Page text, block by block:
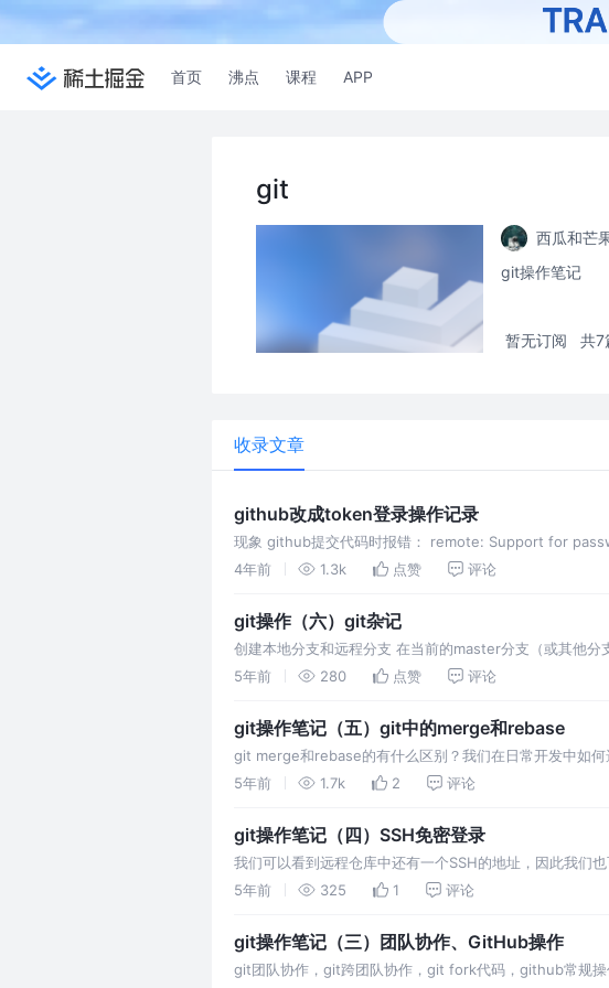
首页 沸点 课程 APP
git
西瓜和芒
git操作笔记
暂无订阅 共7
收录文章
github改成token登录操作记录
现象 github提交代码时报错： remote: Support for
4年前
1.3k 点赞 评论
git操作（六）git杂记
创建本地分支和远程分支 在当前的master分支（或其他
的分支push到远端
5年前 280 点赞 评论
git操作笔记（五）git中的merge和rebase
git merge和rebase的有什么区别？我们在日常开发中如
5年前
1.7k 2 评论
git操作笔记（四）SSH免密登录
我们可以看到远程仓库中还有一个SSH的地址，因此我们
5年前
325 1 评论
git操作笔记（三）团队协作、GitHub操作
git团队协作，git跨团队协作，git fork代码，github常规